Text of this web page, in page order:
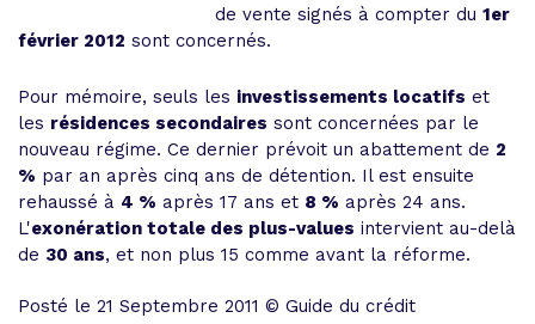
de vente signés à compter du 1er
février 2012 sont concernés.
Pour mémoire, seuls les investissements locatifs et
les résidences secondaires sont concernées par le
nouveau régime. Ce dernier prévoit un abattement de 2
% par an après cinq ans de détention. Il est ensuite
rehaussé à 4 % après 17 ans et 8 % après 24 ans.
L'exonération totale des plus-values intervient au-delà
de 30 ans, et non plus 15 comme avant la réforme.
Posté le 21 Septembre 2011 © Guide du crédit